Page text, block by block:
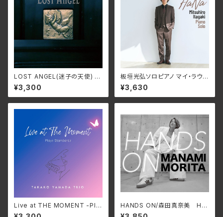
LOST ANGEL(迷子の天使) 〜
村松健ウィンターファンタジ
ー〜/村松健 KNMN-231201
¥3,300
板垣光弘ソロピアノ マイ・ラウン
ジ・ミュージックⅡ～華/板垣光
弘 BWJC-5005(仕様:CD)
¥3,630
Live at THE MOMENT -Pla
ys Standards/山田貴子Trio
HANDS ON/森田真奈美 HL
NR-003(仕様:CD)